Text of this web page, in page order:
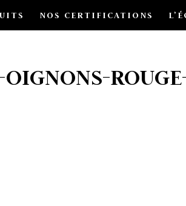
NOS CERTIFICATIONS